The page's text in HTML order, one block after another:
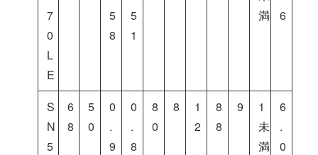
7
0
L
E
5
8
5
1
満
6
S
N
5
6
8
5
0
0
.
9
0
.
8
8
0
8
1
2
8
8
9
1
未
満
6
.
0